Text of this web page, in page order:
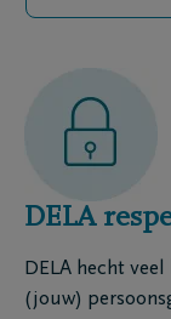
DELA
DELA hecht
(jouw)